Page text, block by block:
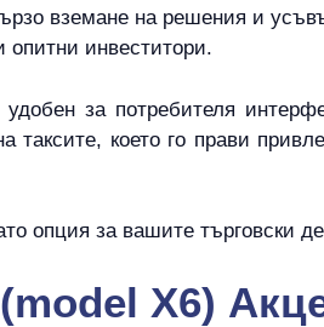
вземане на решения и
опитни инвеститори.
за потребителя
таксите, което го прави
опция за вашите търговски
X6)